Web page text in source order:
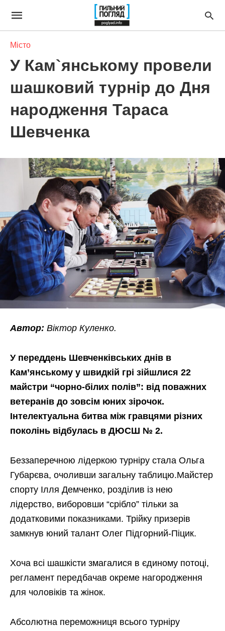
Місто
У Кам`янському провели
шашковий турнір до Дня
народження Тараса
Шевченка
Автор: Віктор Куленко.
У переддень Шевченківських днів в
Кам’янському у швидкій грі зійшлися 22
майстри “чорно-білих полів”: від поважних
ветеранів до зовсім юних зірочок.
Інтелектуальна битва між гравцями різних
поколінь відбулась в ДЮСШ № 2.
Беззаперечною лідеркою турніру стала Ольга
Губарєва, очоливши загальну таблицю.Майстер
спорту Ілля Демченко, розділив із нею
лідерство, виборовши “срібло” тільки за
додатковими показниками. Трійку призерів
замкнув юний талант Олег Підгорний-Піцик.
Хоча всі шашкісти змагалися в єдиному потоці,
регламент передбачав окреме нагородження
для чоловіків та жінок.
Абсолютна переможниця всього турніру